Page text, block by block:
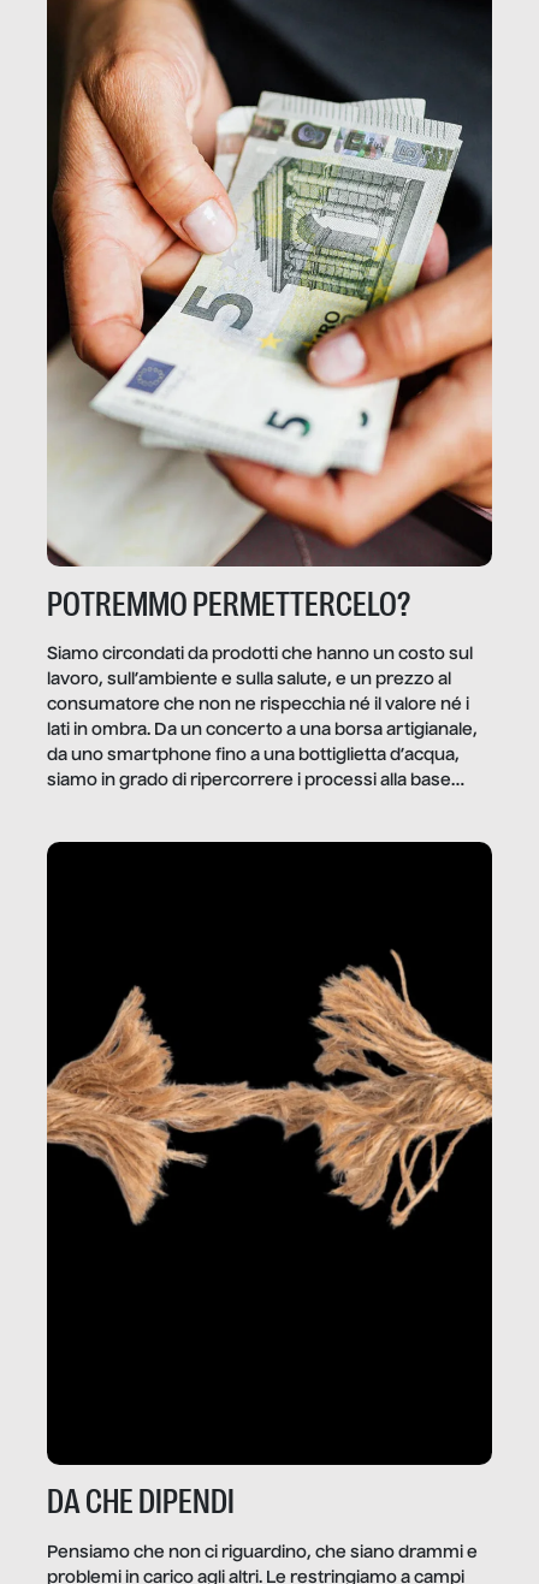
POTREMMO PERMETTERCELO?
Siamo circondati da prodotti che hanno un costo sul
lavoro, sull’ambiente e sulla salute, e un prezzo al
consumatore che non ne rispecchia né il valore né i
lati in ombra. Da un concerto a una borsa artigianale,
da uno smartphone fino a una bottiglietta d’acqua,
siamo in grado di ripercorrere i processi alla base
dietro gli oggetti e i servizi che fanno la nostra vita
DA CHE DIPENDI
Pensiamo che non ci riguardino, che siano drammi e
problemi in carico agli altri. Le restringiamo a campi